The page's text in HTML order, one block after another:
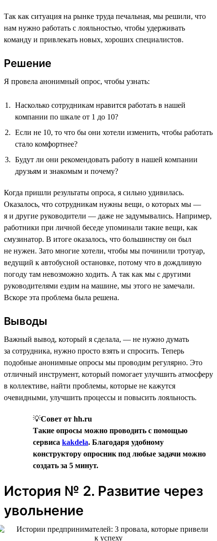
Так как ситуация на рынке труда печальная, мы решили, что
нам нужно работать с лояльностью, чтобы удерживать
команду и привлекать новых, хороших специалистов.
Решение
Я провела анонимный опрос, чтобы узнать:
Насколько сотрудникам нравится работать в нашей
компании по шкале от 1 до 10?
Если не 10, то что бы они хотели изменить, чтобы работать
стало комфортнее?
Будут ли они рекомендовать работу в нашей компании
друзьям и знакомым и почему?
Когда пришли результаты опроса, я сильно удивилась.
Оказалось, что сотрудникам нужны вещи, о которых мы —
я и другие руководители — даже не задумывались. Например,
работники при личной беседе упоминали такие вещи, как
смузинатор. В итоге оказалось, что большинству он был
не нужен. Зато многие хотели, чтобы мы починили тротуар,
ведущий к автобусной остановке, потому что в дождливую
погоду там невозможно ходить. А так как мы с другими
руководителями ездим на машине, мы этого не замечали.
Вскоре эта проблема была решена.
Выводы
Важный вывод, который я сделала, — не нужно думать
за сотрудника, нужно просто взять и спросить. Теперь
подобные анонимные опросы мы проводим регулярно. Это
отличный инструмент, который помогает улучшить атмосферу
в коллективе, найти проблемы, которые не кажутся
очевидными, улучшить процессы и повысить лояльность.
💡Совет от hh.ru
Такие опросы можно проводить с помощью
сервиса kakdela. Благодаря удобному
конструктору опросник под любые задачи можно
создать за 5 минут.
История № 2. Развитие через
увольнение